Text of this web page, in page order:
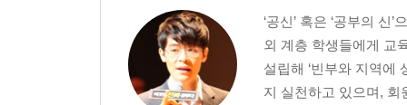
‘공신’ 혹은 ‘공부의
외 계층 학생들에게 교
설립해 ‘빈부와 지역에
지 실천하고 있으며, 회